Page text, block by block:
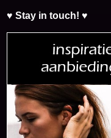
♥ Stay in touch! ♥